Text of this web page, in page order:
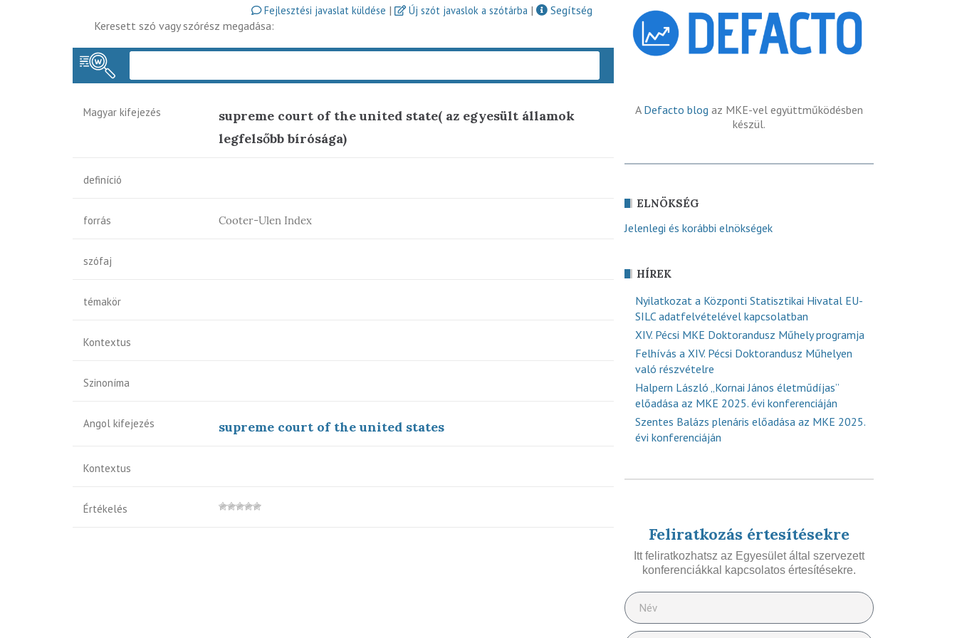
Fejlesztési javaslat küldése | Új szót javaslok a szótárba |
Segítség
Keresett szó vagy szórész megadása:
Magyar kifejezés
supreme court of the united state( az egyesült államok
legfelsőbb bírósága)
definíció
forrás Cooter-Ulen Index
szófaj
témakör
Kontextus
Szinoníma
Angol kifejezés supreme court of the united states
Kontextus
Értékelés
A Defacto blog az MKE-vel együttműködésben
készül.
ELNÖKSÉG
Jelenlegi és korábbi elnökségek
HÍREK
Nyilatkozat a Központi Statisztikai Hivatal EU-
SILC adatfelvételével kapcsolatban
XIV. Pécsi MKE Doktorandusz Műhely programja
Felhívás a XIV. Pécsi Doktorandusz Műhelyen
való részvételre
Halpern László „Kornai János életműdíjas”
előadása az MKE 2025. évi konferenciáján
Szentes Balázs plenáris előadása az MKE 2025.
évi konferenciáján
Feliratkozás értesítésekre
Itt feliratkozhatsz az Egyesület által szervezett
konferenciákkal kapcsolatos értesítésekre.